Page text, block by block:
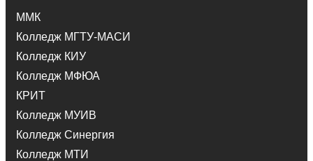
ММК
Колледж МГТУ-МАСИ
Колледж КИУ
Колледж МФЮА
КРИТ
Колледж МУИВ
Колледж Синергия
Колледж МТИ